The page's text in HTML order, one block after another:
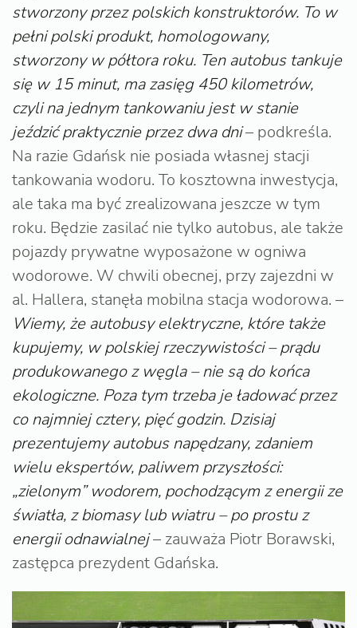
stworzony przez polskich konstruktorów. To w
pełni polski produkt, homologowany,
stworzony w półtora roku. Ten autobus tankuje
się w 15 minut, ma zasięg 450 kilometrów,
czyli na jednym tankowaniu jest w stanie
jeździć praktycznie przez dwa dni– podkreśla.
Na razie Gdańsk nie posiada własnej stacji
tankowania wodoru. To kosztowna inwestycja,
ale taka ma być zrealizowana jeszcze w tym
roku. Będzie zasilać nie tylko autobus, ale także
pojazdy prywatne wyposażone w ogniwa
wodorowe. W chwili obecnej, przy zajezdni w
al. Hallera, stanęła mobilna stacja wodorowa. –
Wiemy, że autobusy elektryczne, które także
kupujemy, w polskiej rzeczywistości – prądu
produkowanego z węgla – nie są do końca
ekologiczne. Poza tym trzeba je ładować przez
co najmniej cztery, pięć godzin. Dzisiaj
prezentujemy autobus napędzany, zdaniem
wielu ekspertów, paliwem przyszłości:
„zielonym” wodorem, pochodzącym z energii ze
światła, z biomasy lub wiatru – po prostu z
energii odnawialnej– zauważa Piotr Borawski,
zastępca prezydent Gdańska.